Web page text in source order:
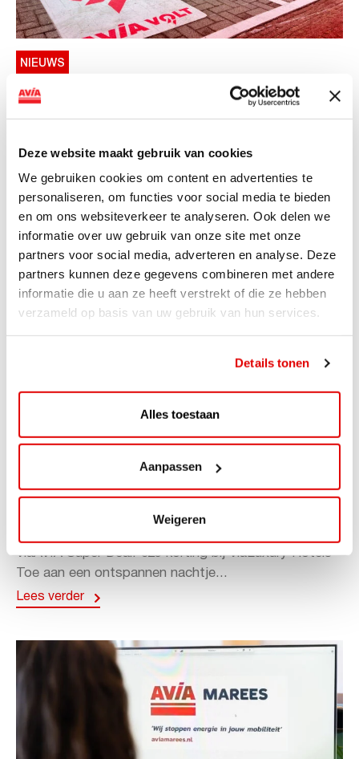
Deze website maakt gebruik van cookies
We gebruiken cookies om content en advertenties te
personaliseren, om functies voor social media te bieden
en om ons websiteverkeer te analyseren. Ook delen we
informatie over uw gebruik van onze site met onze
partners voor social media, adverteren en analyse. Deze
partners kunnen deze gegevens combineren met andere
informatie die u aan ze heeft verstrekt of die ze hebben
verzameld op basis van uw gebruik van hun services.
Details tonen
Alles toestaan
Aanpassen
Weigeren
NIEUWS
AVIA VOLT en Fletcher Hotels starten
landelijke uitrol van DC-
AVIA VOLT en Fletcher Hotels starten landelijke uitrol
van DC-snellaadinfrastructuur AVIA VOLT en...
Lees verder
ViaAVIA Super Deal: 20% korting bij
ViaLuxury Hotels
ViaAVIA Super Deal: €25 korting bij ViaLuxury Hotels
Toe aan een ontspannen nachtje...
Lees verder